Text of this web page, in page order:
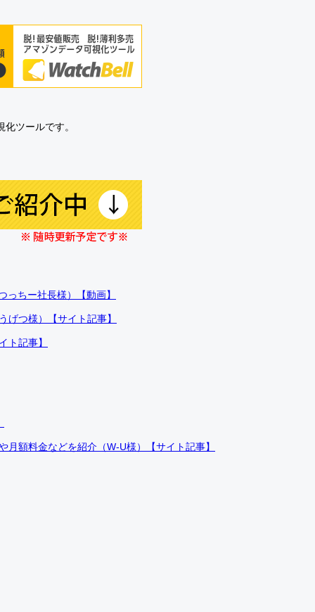
ツールです。
ちー社長様）【動画】
げつ様）【サイト記事】
ト記事】
額料金などを紹介（W-U様）【サイト記事】